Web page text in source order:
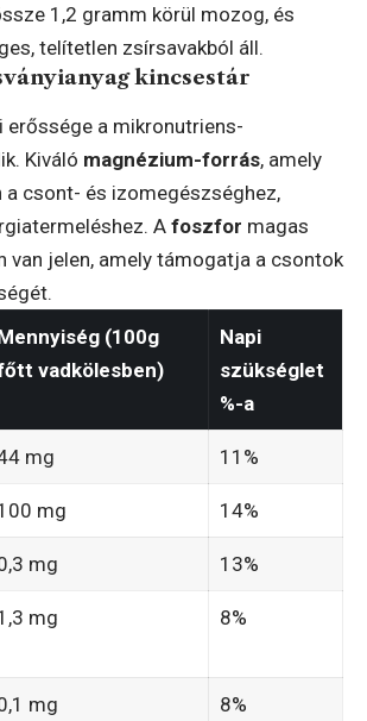
1,2 gramm körül mozog, és
telítetlen zsírsavakból áll.
kincsestár
erőssége a mikronutriens-
Kiváló magnézium-forrás, amely
a csont- és izomegészséghez,
A foszfor magas
van jelen, amely támogatja a csontok
(100g
vadkölesben)
Napi
szükséglet
%-a
mg 11%
mg 14%
mg 13%
mg 8%
mg 8%